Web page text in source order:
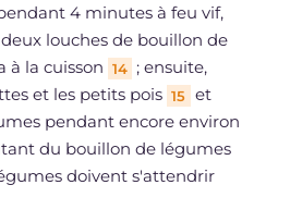
4 minutes à feu vif,
louches de bouillon de
à la cuisson 14 ; ensuite,
et les petits pois 15 et
pendant encore environ
du bouillon de légumes
doivent s'attendrir